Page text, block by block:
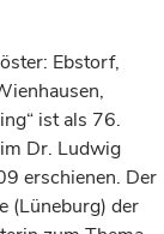
Ebstorf,
ist als 76.
Dr. Ludwig
erschienen. Der
(Lüneburg) der